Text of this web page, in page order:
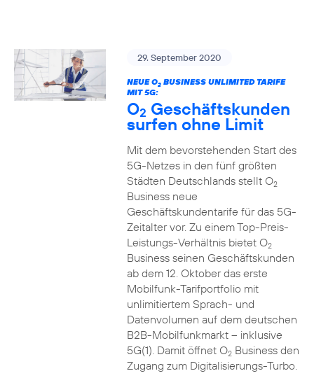
29. September 2020
NEUE O2BUSINESS UNLIMITED TARIFE
MIT 5G:
O2 Geschäftskunden
surfen ohne Limit
Mit dem bevorstehenden Start des
5G-Netzes in den fünf größten
Städten Deutschlands stellt O2
Business neue
Geschäftskundentarife für das 5G-
Zeitalter vor. Zu einem Top-Preis-
Leistungs-Verhältnis bietet O2
Business seinen Geschäftskunden
ab dem 12. Oktober das erste
Mobilfunk-Tarifportfolio mit
unlimitiertem Sprach- und
Datenvolumen auf dem deutschen
B2B-Mobilfunkmarkt – inklusive
5G(1). Damit öffnet O2Business den
Zugang zum Digitalisierungs-Turbo.